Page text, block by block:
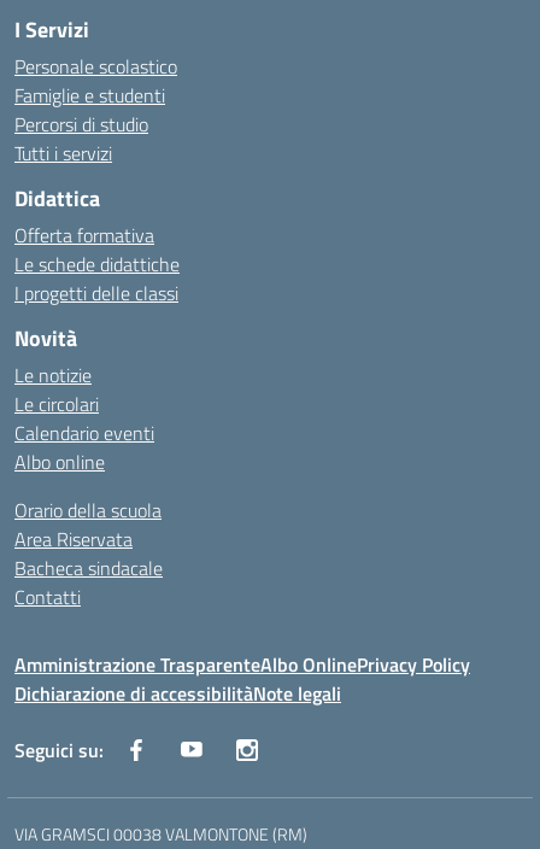
I Servizi
Personale scolastico
Famiglie e studenti
Percorsi di studio
Tutti i servizi
Didattica
Offerta formativa
Le schede didattiche
I progetti delle classi
Novità
Le notizie
Le circolari
Calendario eventi
Albo online
Orario della scuola
Area Riservata
Bacheca sindacale
Contatti
Amministrazione TrasparenteAlbo OnlinePrivacy Policy
Dichiarazione di accessibilitàNote legali
Seguici su:
VIA GRAMSCI 00038 VALMONTONE (RM)